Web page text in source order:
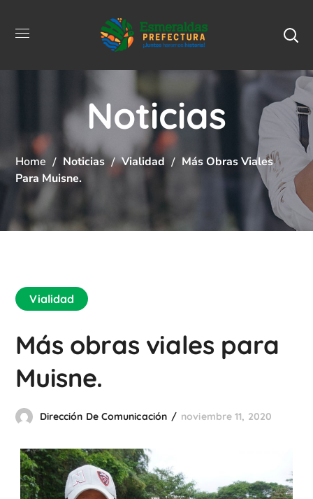
Noticias
Home Noticias Vialidad
Más Obras Viales
Para Muisne.
Vialidad
Más obras viales para
Muisne.
Dirección De Comunicación noviembre 11, 2020